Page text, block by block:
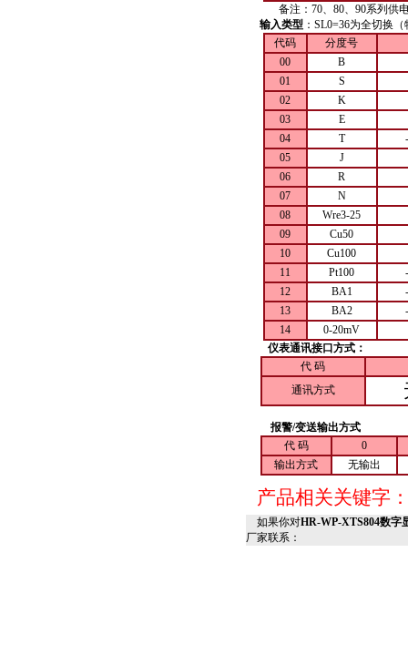
备注：70、80、90系列供电
输入类型 ：SL0=36为全切换
代码
分度号
00
B
01
S
02
K
03
E
04
T
05
J
06
R
07
N
08
Wre3-25
09
Cu50
10
Cu100
11
Pt100
12
BA1
13
BA2
14
0-20mV
仪表通讯接口方式：
代 码
通讯方式
报警/变送输出方式
代 码
0
输出方式
无输出
产品相关关键字
如果你对HR-WP-XTS804数字
厂家联系：